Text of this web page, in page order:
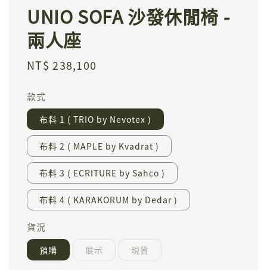
UNIO SOFA 沙發休閒椅 -
兩人座
Regular
NT$ 238,100
款式
布料 1 ( TRIO by Nevotex )
布料 2 ( MAPLE by Kvadrat )
布料 3 ( ECRITURE by Sahco )
布料 4 ( KARAKORUM by Dedar )
貨況
預購 展示 現貨